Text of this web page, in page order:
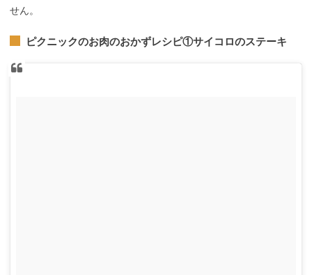
せん。
ピクニックのお肉のおかずレシピ①サイコロのステーキ